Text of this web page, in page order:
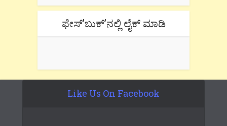
ಫೇಸ್’ಬುಕ್’ನಲ್ಲಿ ಲೈಕ್ ಮಾಡಿ
Like Us On Facebook